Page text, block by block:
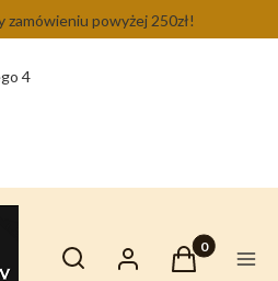
zamówieniu powyżej 250zł!
4
Otwórz wyszukiwarkę
Szukaj Zaloguj sięProdukty w
Koszyk